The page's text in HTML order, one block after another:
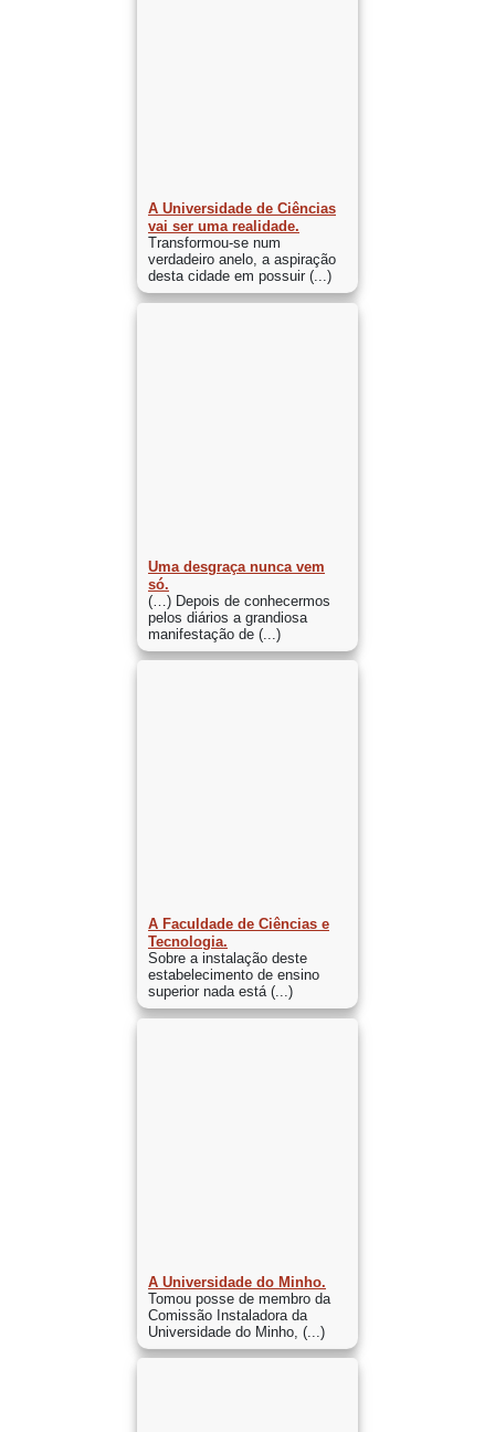
A Universidade de Ciências
vai ser uma realidade.
Transformou-se num
verdadeiro anelo, a aspiração
desta cidade em possuir (...)
Uma desgraça nunca vem
só.
(…) Depois de conhecermos
pelos diários a grandiosa
manifestação de (...)
A Faculdade de Ciências e
Tecnologia.
Sobre a instalação deste
estabelecimento de ensino
superior nada está (...)
A Universidade do Minho.
Tomou posse de membro da
Comissão Instaladora da
Universidade do Minho, (...)